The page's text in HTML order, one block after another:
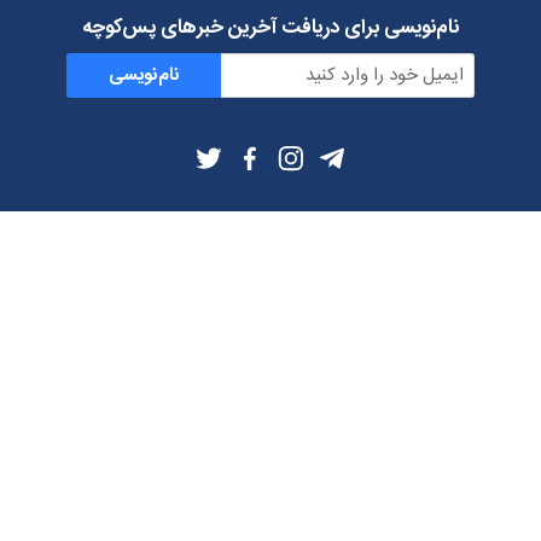
نام‌نویسی برای دریافت آخرین خبرهای پس‌کوچه
نام‌نویسی